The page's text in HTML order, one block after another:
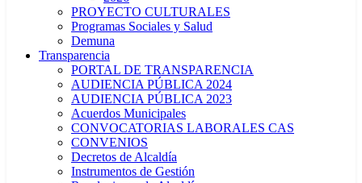
PROYECTO CULTURALES
Programas Sociales y Salud
Demuna
Transparencia
PORTAL DE TRANSPARENCIA
AUDIENCIA PÚBLICA 2024
AUDIENCIA PÚBLICA 2023
Acuerdos Municipales
CONVOCATORIAS LABORALES CAS
CONVENIOS
Decretos de Alcaldía
Instrumentos de Gestión